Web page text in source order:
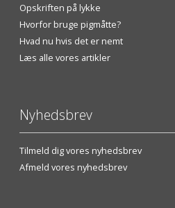
Opskriften på lykke
Hvorfor bruge pigmåtte?
Hvad nu hvis det er nemt
Læs alle vores artikler
Nyhedsbrev
Tilmeld dig vores nyhedsbrev
Afmeld vores nyhedsbrev